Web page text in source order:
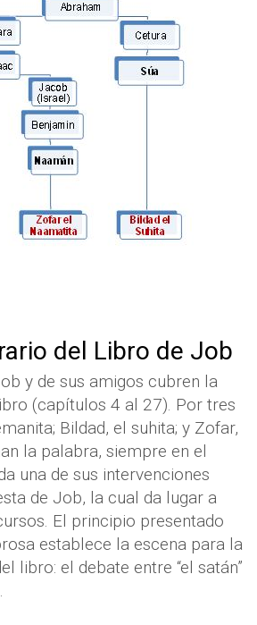
del Libro de Job
y de sus amigos cubren la
(capítulos 4 al 27). Por tres
Bildad, el suhita; y Zofar,
la palabra, siempre en el
una de sus intervenciones
de Job, la cual da lugar a
El principio presentado
establece la escena para la
libro: el debate entre “el satán”